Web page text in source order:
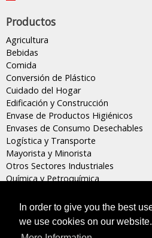
In order to give you the best
we use cookies on our website.
Productos
Agricultura
Bebidas
Comida
Conversión de Plástico
Cuidado del Hogar
Edificación y Construcción
Envase de Productos Higiénicos
Envases de Consumo Desechables
Logística y Transporte
Mayorista y Minorista
Otros Sectores Industriales
Química y Petroquímica
Masterpak s.a.l, Miembro de